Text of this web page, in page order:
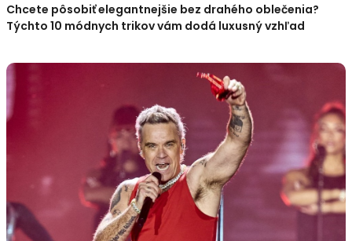
Chcete pôsobiť elegantnejšie bez drahého oblečenia?
Týchto 10 módnych trikov vám dodá luxusný vzhľad